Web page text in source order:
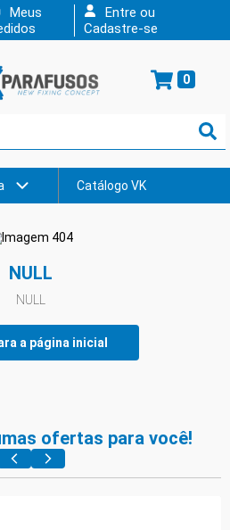
Meus
Entre ou
Cadastre-se
0
Catálogo VK
NULL
NULL
a página inicial
ofertas para você!